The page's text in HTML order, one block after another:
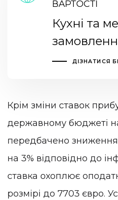
ВАРТОСТІ
Кухні та
ДІЗНАТИСЯ
Крім зміни ставок
державному бюджеті
передбачено
на 3% відповідно до
ставка охоплює
розмірі до 7703 євро.